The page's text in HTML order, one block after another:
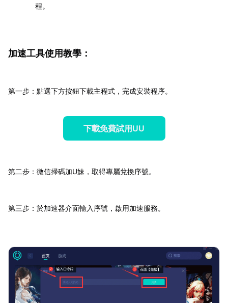
程。
加速工具使用教學：
第一步：點選下方按鈕下載主程式，完成安裝程序。
下載免費試用UU
第二步：微信掃碼加U妹，取得專屬兌換序號。
第三步：於加速器介面輸入序號，啟用加速服務。